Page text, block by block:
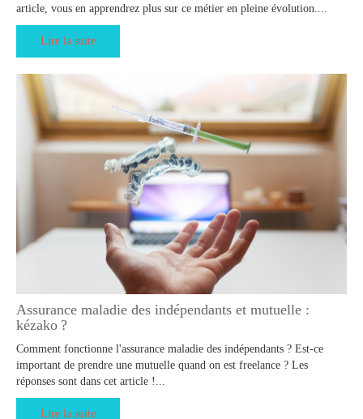
article, vous en apprendrez plus sur ce métier en pleine évolution....
Lire la suite
Assurance maladie des indépendants et mutuelle :
kézako ?
Comment fonctionne l'assurance maladie des indépendants ? Est-ce
important de prendre une mutuelle quand on est freelance ? Les
réponses sont dans cet article !...
Lire la suite